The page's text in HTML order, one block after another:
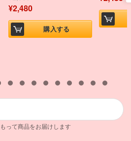
¥2,480
購入する
って商品をお届けします